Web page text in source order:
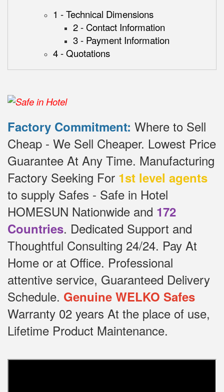
1 - Technical Dimensions
2 - Contact Information
3 - Payment Information
4 - Quotations
Factory Commitment: Where to Sell
Cheap - We Sell Cheaper. Lowest Price
Guarantee At Any Time. Manufacturing
Factory Seeking For 1st level agents
to supply Safes - Safe in Hotel
HOMESUN Nationwide and 172
Countries. Dedicated Support and
Thoughtful Consulting 24/24. Pay At
Home or at Office. Professional
attentive service, Guaranteed Delivery
Schedule. Genuine WELKO Safes
Warranty 02 years At the place of use,
Lifetime Product Maintenance.